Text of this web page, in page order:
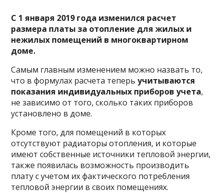
С 1 января 2019 года изменился расчет
размера платы за отопление для жилых и
нежилых помещений в многоквартирном
доме.
Самым главным изменением можно назвать то,
что в формулах расчета теперьучитываются
показания индивидуальных приборов учета,
не зависимо от того, сколько таких приборов
установлено в доме.
Кроме того, для помещений в которых
отсутствуют радиаторы отопления, и которые
имеют собственные источники тепловой энергии,
также появилась возможность производить
плату с учетом их фактического потребления
тепловой энергии в своих помещениях.